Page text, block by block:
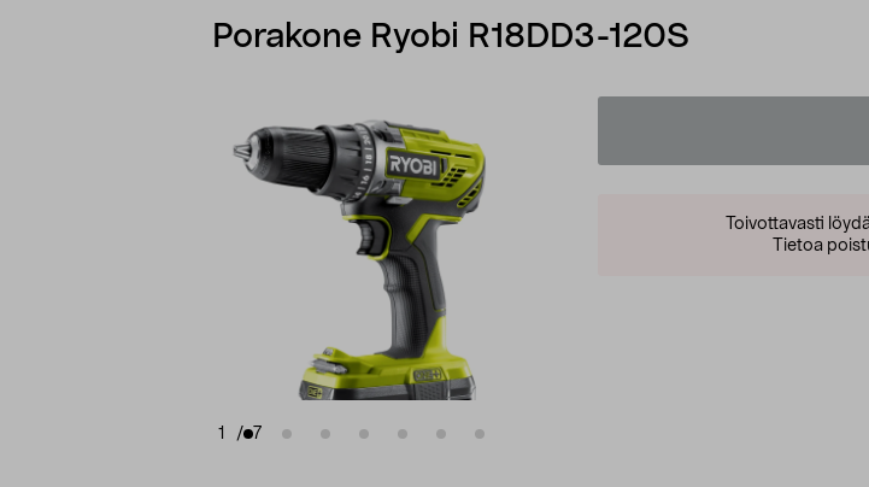
Porakone Ryobi R18DD3-120S
1 / 7
Toivottavasti
Tietoa